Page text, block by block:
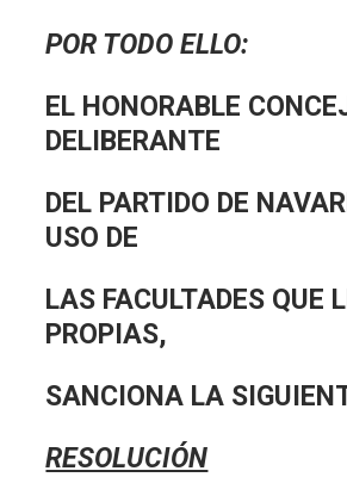
POR TODO ELLO:
EL HONORABLE
DELIBERANTE
DEL PARTIDO DE
USO DE
LAS FACULTADES QUE
PROPIAS,
SANCIONA LA
RESOLUCIÓN